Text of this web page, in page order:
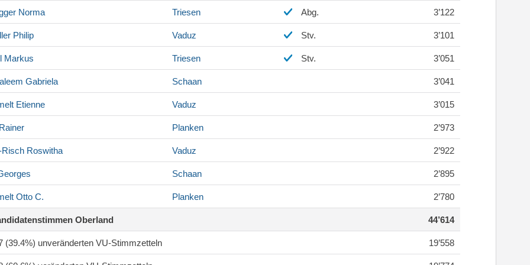
Norma Triesen Abg. 3’122
Philip Vaduz Stv. 3’101
Markus Triesen Stv. 3’051
Gabriela Schaan 3’041
Etienne Vaduz 3’015
Planken 2’973
Risch Roswitha Vaduz 2’922
Schaan 2’895
Otto C. Planken 2’780
Oberland 44’614
(39.4%) unveränderten VU-Stimmzetteln 19’558